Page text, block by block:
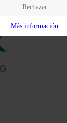
Rechazar
Más información